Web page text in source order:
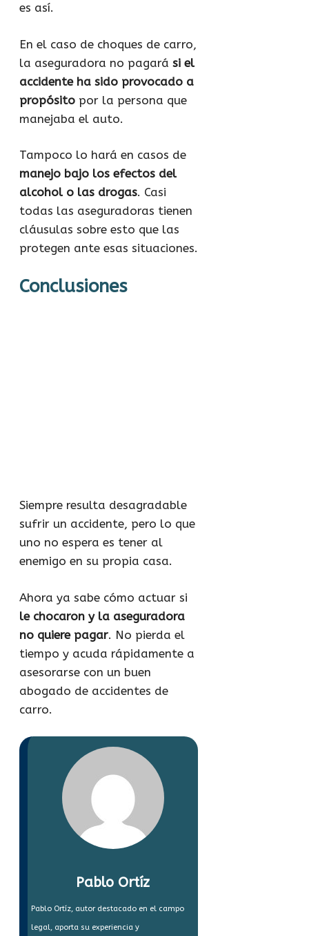
es así.
En el caso de choques de carro,
la aseguradora no pagará si el
accidente ha sido provocado a
propósito por la persona que
manejaba el auto.
Tampoco lo hará en casos de
manejo bajo los efectos del
alcohol o las drogas. Casi
todas las aseguradoras tienen
cláusulas sobre esto que las
protegen ante esas situaciones.
Conclusiones
Siempre resulta desagradable
sufrir un accidente, pero lo que
uno no espera es tener al
enemigo en su propia casa.
Ahora ya sabe cómo actuar si
le chocaron y la aseguradora
no quiere pagar. No pierda el
tiempo y acuda rápidamente a
asesorarse con un buen
abogado de accidentes de
carro.
Pablo Ortíz
Pablo Ortíz, autor destacado en el campo
legal, aporta su experiencia y